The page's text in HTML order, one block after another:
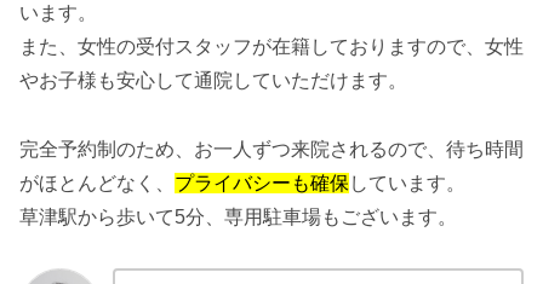
います。
また、女性の受付スタッフが在籍しておりますので、女性
やお子様も安心して通院していただけます。
完全予約制のため、お一人ずつ来院されるので、待ち時間
がほとんどなく、 プライバシーも確保 しています。
草津駅から歩いて5分、専用駐車場もございます。